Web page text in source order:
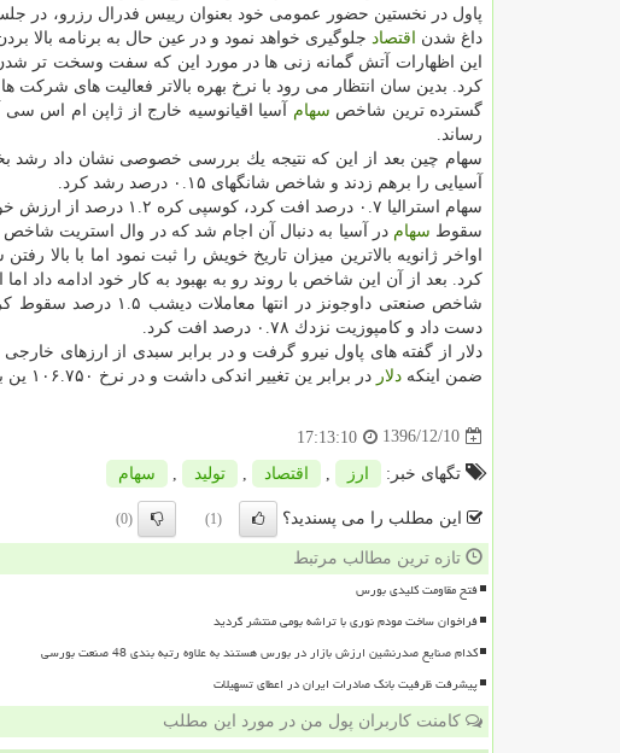
پاول در نخستین حضور عمومی خود بعنوان رییس فدرال رزرو، در
داغ شدن
اقتصاد جلوگیری خواهد نمود و در عین حال به برنامه بالا
این اظهارات آتش گمانه زنی ها در مورد این كه سفت وسخت تر
كرد. بدین سان انتظار می رود با نرخ بهره بالاتر فعالیت های شركت
گسترده ترین شاخص سهام
رساند.
سهام چین بعد از این كه نتیجه یك بررسی خصوصی نشان داد رشد بخش تولید چین به
آسیایی را برهم زدند و شاخص شانگهای ۰.۱۵ درصد رشد كرد.
سهام استرالیا ۰.۷ درصد افت كرد، كوسپی كره ۱.۲ درصد از ارزش خویش را از دست داد و نیكی ژاپن ۱.۵۵ درصد سقوط كرد.
سقوط سهام
كرد. بعد از آن این شاخص با روند رو به بهبود به كار خود ادامه داد
دست داد و كامپوزیت نزدك ۰.۷۸ درصد افت كرد.
ضمن اینكه دلار در برابر ین تغییر اندكی داشت و در نرخ ۱۰۶.۷۵۰ ین به ازای هر
1396/12/10
17:13:10
تگهای خبر: ارز اقتصاد تولید سهام
این مطلب را می پسندید؟ (1)
(0)
تازه ترین مطالب مرتبط
فتح مقاومت کلیدی بورس
فراخوان ساخت مودم نوری با تراشه بومی منتشر گردید
کدام صنایع صدرنشین ارزش بازار در بورس هستند به علاوه رتبه بندی 48 صنعت بورسی
پیشرفت ظرفیت بانک صادرات ایران در اعطای تسهیلات
کامنت کاربران پول من در مورد این مطلب